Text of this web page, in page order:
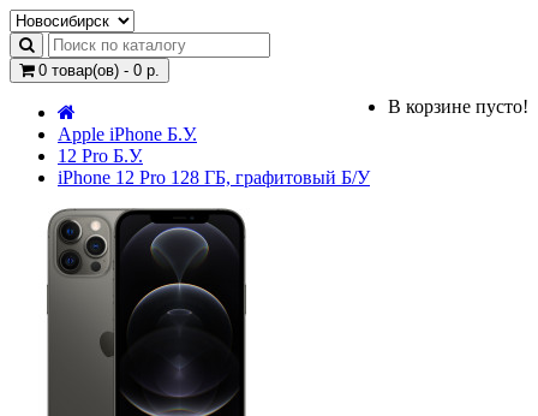
0 товар(ов) - 0 р.
В корзине пусто!
Apple iPhone Б.У.
12 Pro Б.У.
iPhone 12 Pro 128 ГБ, графитовый Б/У